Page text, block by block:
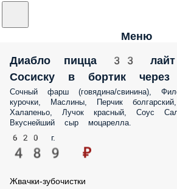
Меню
Диабло пицца 33 лайт
бортик через «Опции»)
Сочный фарш (говядина/свинина), Филе
Маслины, Перчик болгарский, Острый
красный, Соус Сальса, Красный соус,
620 г.
489 ₽